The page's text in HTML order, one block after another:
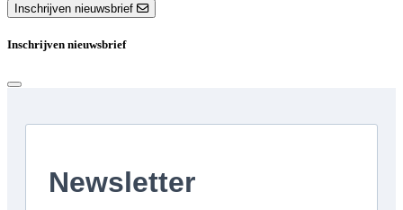
Inschrijven nieuwsbrief
Inschrijven nieuwsbrief